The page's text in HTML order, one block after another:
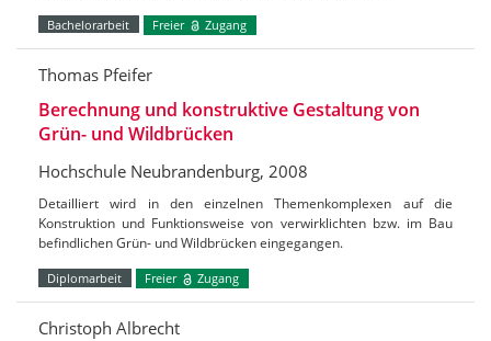
Bachelorarbeit Freier Zugang
Thomas Pfeifer
Berechnung und konstruktive Gestaltung von
Grün- und Wildbrücken
Hochschule Neubrandenburg, 2008
Detailliert wird in den einzelnen Themenkomplexen auf die
Konstruktion und Funktionsweise von verwirklichten bzw. im Bau
befindlichen Grün- und Wildbrücken eingegangen.
Diplomarbeit Freier Zugang
Christoph Albrecht